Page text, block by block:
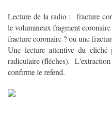
Lecture de la radio : fracture
le volumineux fragment
fracture coronaire ? ou une
Une lecture attentive du cliché
radiculaire (flêches).
confirme le refend.